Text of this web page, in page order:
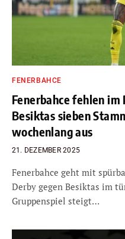
FENERBAHCE
Fenerbahce fehlen
Besiktas sieben
wochenlang aus
21. DEZEMBER 2025
Fenerbahce geht mit
Derby gegen Besiktas im
Gruppenspiel steigt…